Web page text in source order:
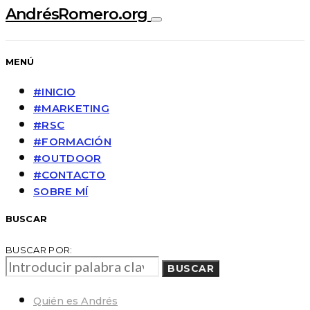
AndrésRomero.org
MENÚ
#INICIO
#MARKETING
#RSC
#FORMACIÓN
#OUTDOOR
#CONTACTO
SOBRE MÍ
BUSCAR
BUSCAR POR:
BUSCAR
Quién es Andrés